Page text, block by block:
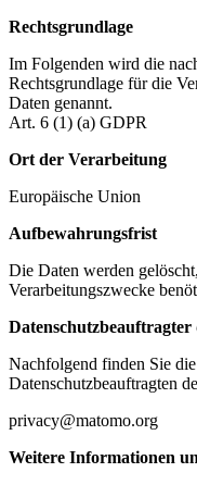
Rechtsgrundlage
Im Folgenden wird die
Rechtsgrundlage für die
Daten genannt.
Art. 6 (1) (a) GDPR
Ort der Verarbeitung
Europäische Union
Aufbewahrungsfrist
Die Daten werden
Verarbeitungszwecke
Nachfolgend finden Sie
Datenschutzbeauftragten
privacy@matomo.org
Weitere Informationen